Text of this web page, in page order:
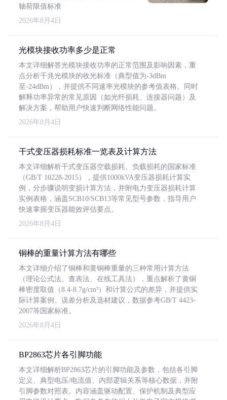
轴荷限值标准
2026年8月4日
光模块接收功率多少是正常
本文详细解答光模块接收功率的正常范围及影响因素，重
点分析千兆光模块的收光标准（典型值为-3dBm
至-24dBm），并提供不同速率光模块的参考值表格。同时
解释功率异常的常见原因（如光纤损耗、连接器问题）及
解决方案，帮助用户快速判断网络性能问题。
2026年8月4日
干式变压器损耗标准一览表及计算方法
本文详细解析干式变压器空载损耗、负载损耗的国家标准
（GB/T 10228-2015），提供1000kVA变压器损耗计算实
例，分步骤说明变损计算方法，并附电力变压器损耗计算
实例表格，涵盖SCB10/SCB13等常见型号参数，指导用户
快速掌握变压器能效评估要点。
2026年8月4日
铜棒的重量计算方法有哪些
本文详细介绍了铜棒和黄铜棒重量的三种常用计算方法
（理论公式法、查表法、在线工具法），重点解析了黄铜
棒密度取值（8.4-8.7g/cm³）和计算公式的差异，并提供实
际计算案例、误差分析及选材建议，数据参考GB/T 4423-
2007等国家标准。
2026年8月4日
BP2863芯片各引脚功能
本文详细解析BP2863芯片的引脚功能及参数，包括各引脚
定义、典型电压/电流值、内部逻辑关系等核心数据，并附
引脚参数对照表。内容涵盖驱动配置、保护机制及典型应